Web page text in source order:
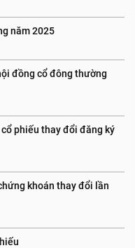
năm 2025
đồng cổ đông thường
phiếu thay đổi đăng ký
khoán thay đổi lần